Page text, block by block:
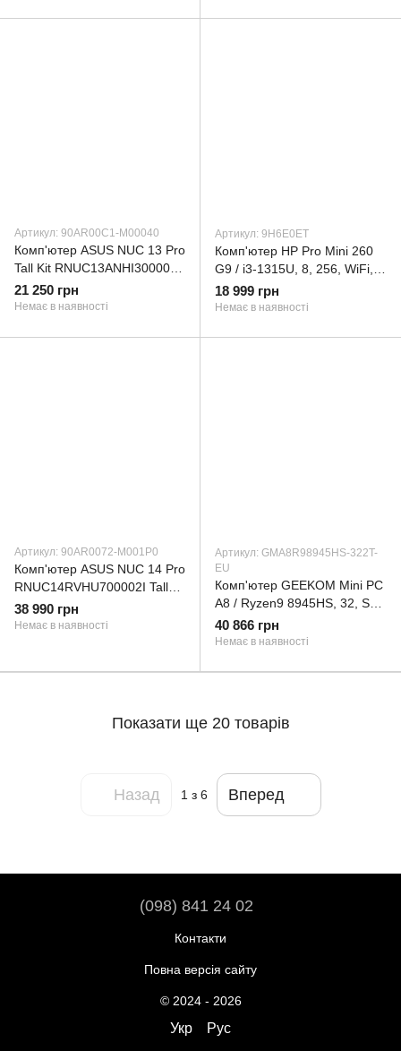
Артикул: 90AR00C1-M00040
Комп'ютер ASUS NUC 13 Pro
Tall Kit RNUC13ANHI300002I
/ i3-1315U, 2.5" SATA slot, EU
Cord (90AR00C1-M00040)
21 250 грн
Немає в наявності
Артикул: 9H6E0ET
Комп'ютер HP Pro Mini 260
G9 / i3-1315U, 8, 256, WiFi,
K&M (9H6E0ET)
18 999 грн
Немає в наявності
Артикул: 90AR0072-M001P0
Комп'ютер ASUS NUC 14 Pro
RNUC14RVHU700002I Tall
Kit(L6) / Ultra7 155H, M.2
22x80 NVMe; 22x42
38 990 грн
Немає в наявності
Артикул: GMA8R98945HS-322T-
EU
Комп'ютер GEEKOM Mini PC
A8 / Ryzen9 8945HS, 32, SSD
2TB, WIN11 Pro
(GMA8R98945HS-322T-EU)
40 866 грн
Немає в наявності
Показати ще 20 товарів
Назад 1 з 6 Вперед
(098) 841 24 02
Контакти
Повна версія сайту
© 2024 - 2026
Укр Рус